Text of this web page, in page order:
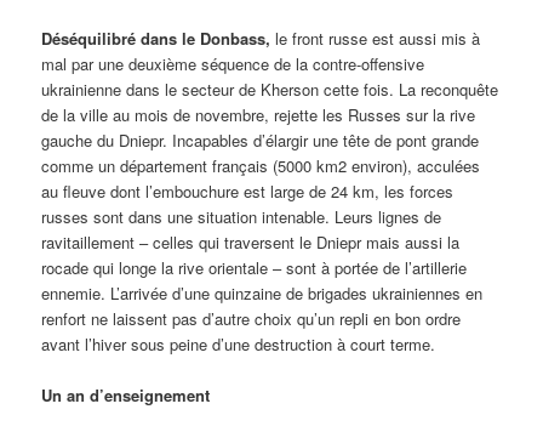
Déséquilibré dans le Donbass, le front russe est aussi mis à
mal par une deuxième séquence de la contre-offensive
ukrainienne dans le secteur de Kherson cette fois. La reconquête
de la ville au mois de novembre, rejette les Russes sur la rive
gauche du Dniepr. Incapables d’élargir une tête de pont grande
comme un département français (5000 km2 environ), acculées
au fleuve dont l’embouchure est large de 24 km, les forces
russes sont dans une situation intenable. Leurs lignes de
ravitaillement – celles qui traversent le Dniepr mais aussi la
rocade qui longe la rive orientale – sont à portée de l’artillerie
ennemie. L’arrivée d’une quinzaine de brigades ukrainiennes en
renfort ne laissent pas d’autre choix qu’un repli en bon ordre
avant l’hiver sous peine d’une destruction à court terme.
Un an d’enseignement